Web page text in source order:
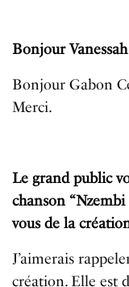
Bonjour
Bonjour Gabon
Merci.
Le grand public
chanson “Nzembi
vous de la
J’aimerais
création. Elle est